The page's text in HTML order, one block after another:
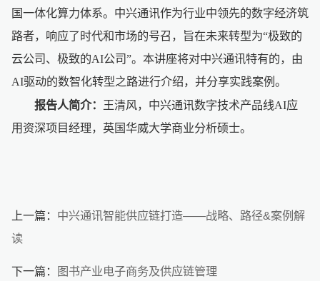
国一体化算力体系。中兴通讯作为行业中领先的数字经济筑
路者，响应了时代和市场的号召，旨在未来转型为“极致的
云公司、极致的AI公司”。本讲座将对中兴通讯特有的，由
AI驱动的数智化转型之路进行介绍，并分享实践案例。
报告人简介： 王清风，中兴通讯数字技术产品线AI应
用资深项目经理，英国华威大学商业分析硕士。
上一篇： 中兴通讯智能供应链打造——战略、路径&案例解
读
下一篇： 图书产业电子商务及供应链管理